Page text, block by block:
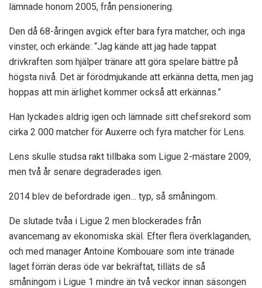
lämnade honom 2005, från pensionering.
Den då 68-åringen avgick efter bara fyra matcher, och inga
vinster, och erkände: “Jag kände att jag hade tappat
drivkraften som hjälper tränare att göra spelare bättre på
högsta nivå. Det är förödmjukande att erkänna detta, men jag
hoppas att min ärlighet kommer också att erkännas.”
Han lyckades aldrig igen och lämnade sitt chefsrekord som
cirka 2 000 matcher för Auxerre och fyra matcher för Lens.
Lens skulle studsa rakt tillbaka som Ligue 2-mästare 2009,
men två år senare degraderades igen.
2014 blev de befordrade igen… typ, så småningom.
De slutade tvåa i Ligue 2 men blockerades från
avancemang av ekonomiska skäl. Efter flera överklaganden,
och med manager Antoine Kombouare som inte tränade
laget förrän deras öde var bekräftat, tilläts de så
småningom i Ligue 1 mindre än två veckor innan säsongen